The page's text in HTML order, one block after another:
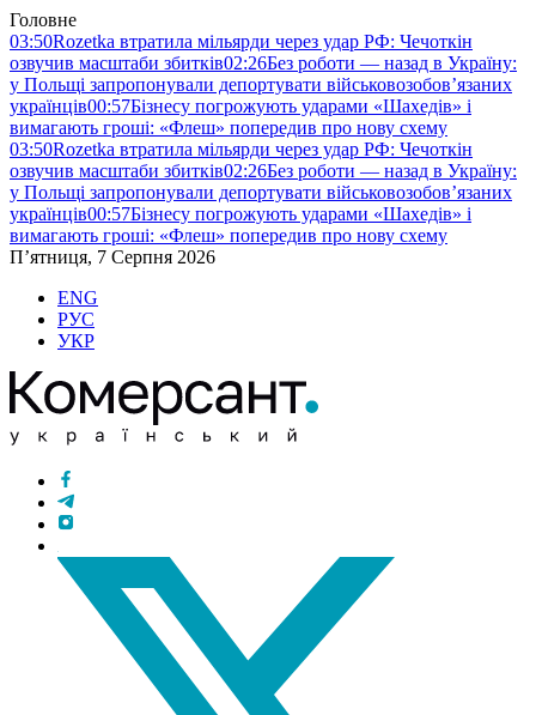
Головне
03:50Rozetka втратила мільярди через удар РФ: Чечоткін
озвучив масштаби збитків02:26Без роботи — назад в Україну:
у Польщі запропонували депортувати військовозобов’язаних
українців00:57Бізнесу погрожують ударами «Шахедів» і
вимагають гроші: «Флеш» попередив про нову схему
03:50Rozetka втратила мільярди через удар РФ: Чечоткін
озвучив масштаби збитків02:26Без роботи — назад в Україну:
у Польщі запропонували депортувати військовозобов’язаних
українців00:57Бізнесу погрожують ударами «Шахедів» і
вимагають гроші: «Флеш» попередив про нову схему
П’ятниця, 7 Серпня 2026
ENG
РУС
УКР